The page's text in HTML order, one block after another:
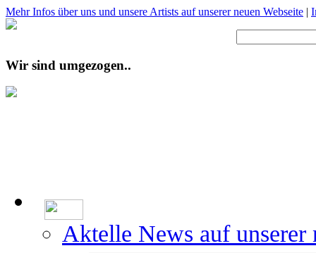
Mehr Infos über uns und unsere Artists auf unserer neuen Webseite |
Wir sind umgezogen..
Aktelle News auf unserer